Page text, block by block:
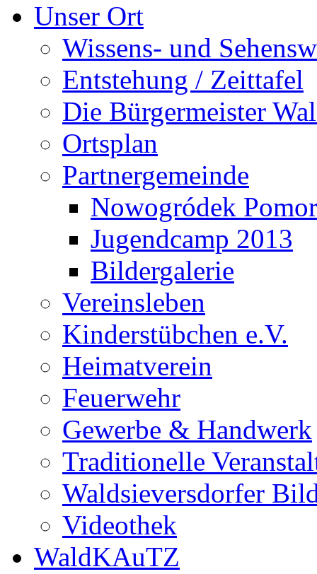
Unser Ort
Wissens- und
Entstehung / Zeittafel
Die Bürgermeister
Ortsplan
Partnergemeinde
Nowogródek
Jugendcamp 2013
Bildergalerie
Vereinsleben
Kinderstübchen e.V.
Heimatverein
Feuerwehr
Gewerbe & Handwerk
Traditionelle
Waldsieversdorfer
Videothek
WaldKAuTZ